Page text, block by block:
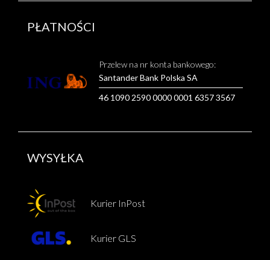
PŁATNOŚCI
Przelew na nr konta bankowego:
Santander Bank Polska SA
46 1090 2590 0000 0001 6357 3567
WYSYŁKA
Kurier InPost
Kurier GLS